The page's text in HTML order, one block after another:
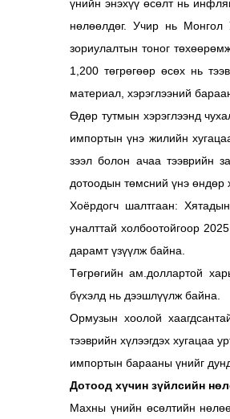
үнийн энэхүү өсөлт нь
нөлөөлдөг. Учир нь Монгол
зориулалтын тоног
1,200 төгрөгөөр өсөх нь
материал, хэрэглээний
Өдөр тутмын хэрэглээнд
импортын үнэ жилийн
зээл болон ачаа тээврийн
дотоодын төмсний үнэ өндөр
Хоёрдогч шалтгаан:
уналттай холбоотойгоор
дарамт үзүүлж байна.
Төгрөгийн ам.доллартой
бүхэлд нь дээшлүүлж байна.
Ормузын хоолой
тээврийн хүлээгдэх хугацаа
импортын барааны үнийг
Дотоод хүчин зүйлсийн
Махны үнийн өсөлтийн